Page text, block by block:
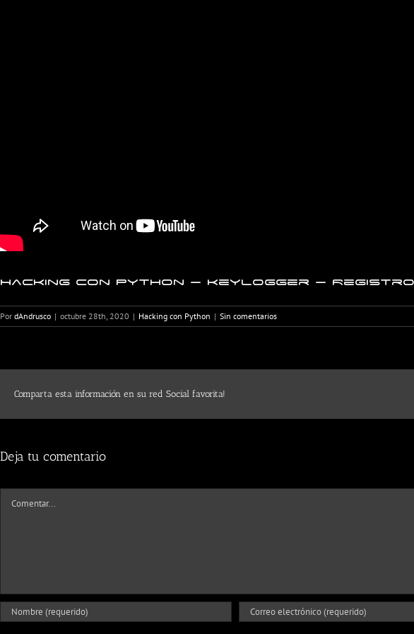
Hacking con Python – Keylogger –
Por dAndrusco | octubre 28th, 2020 | Hacking con Python | Sin comentarios
Comparta esta información en su red Social favorita!
Deja tu comentario